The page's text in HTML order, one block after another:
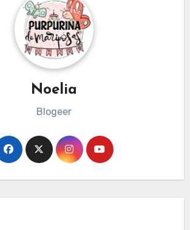
Noelia
Blogeer